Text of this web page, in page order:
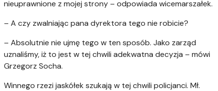
nieuprawnione z mojej strony – odpowiada wicemarszałek.
– A czy zwalniając pana dyrektora tego nie robicie?
– Absolutnie nie ujmę tego w ten sposób. Jako zarząd
uznaliśmy, iż to jest w tej chwili adekwatna decyzja – mówi
Grzegorz Socha.
Winnego rzezi jaskółek szukają w tej chwili policjanci. Mł.